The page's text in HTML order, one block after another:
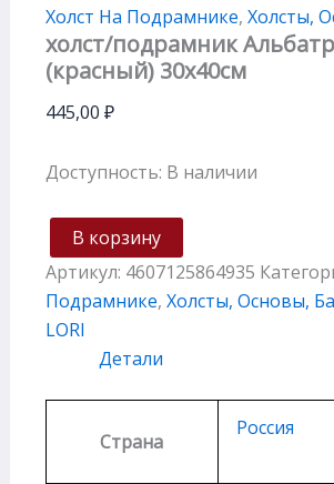
Холст На Подрамнике, Холсты,
холст/подрамник
(красный) 30х40см
445,00 ₽
Доступность: В наличии
В корзину
Артикул: 4607125864935
Подрамнике, Холсты, Основы,
LORI
Детали
Страна
Россия